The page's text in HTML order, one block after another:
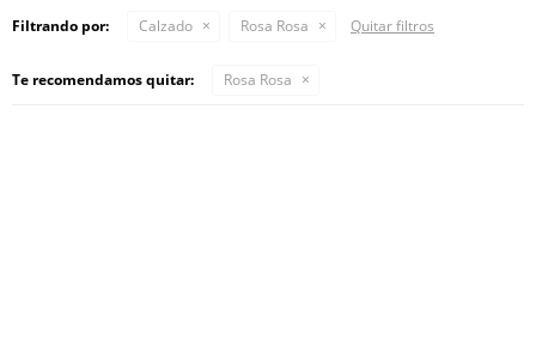
Filtrando por: Calzado Rosa Rosa Quitar filtros
Te recomendamos quitar: Rosa Rosa